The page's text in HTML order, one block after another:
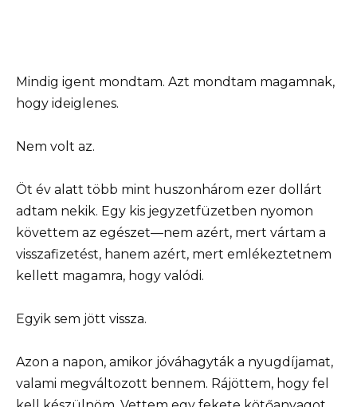
Mindig igent mondtam. Azt mondtam magamnak,
hogy ideiglenes.
Nem volt az.
Öt év alatt több mint huszonhárom ezer dollárt
adtam nekik. Egy kis jegyzetfüzetben nyomon
követtem az egészet—nem azért, mert vártam a
visszafizetést, hanem azért, mert emlékeztetnem
kellett magamra, hogy valódi.
Egyik sem jött vissza.
Azon a napon, amikor jóváhagyták a nyugdíjamat,
valami megváltozott bennem. Rájöttem, hogy fel